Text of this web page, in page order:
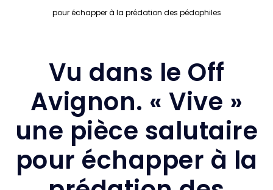
pour échapper à la prédation des pédophiles
Vu dans le Off
Avignon. « Vive »
une pièce salutaire
pour échapper à la